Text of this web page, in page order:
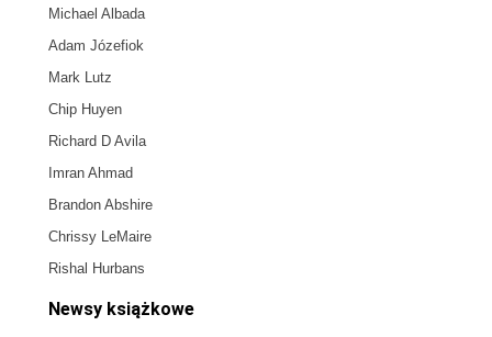
Michael Albada
Adam Józefiok
Mark Lutz
Chip Huyen
Richard D Avila
Imran Ahmad
Brandon Abshire
Chrissy LeMaire
Rishal Hurbans
Newsy książkowe